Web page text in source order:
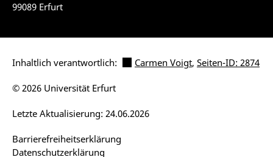
99089 Erfurt
Inhaltlich verantwortlich: Carmen Voigt, Seiten-ID: 2874
Barrierefreiheitserklärung
Datenschutzerklärung
Letzte Aktualisierung: 24.06.2026
© 2026 Universität Erfurt